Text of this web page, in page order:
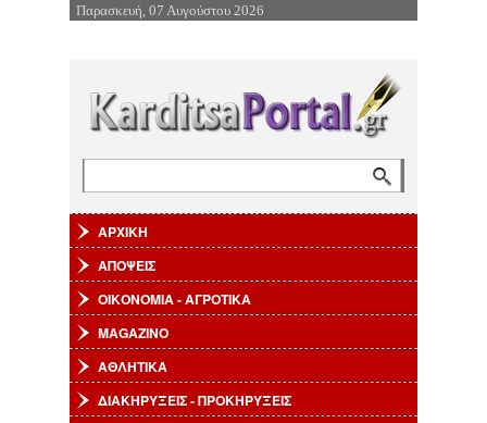
Επιστροφή στην Πλοήγηση
Παρασκευή, 07 Αυγούστου 2026
ΑΡΧΙΚΗ
ΑΠΟΨΕΙΣ
ΟΙΚΟΝΟΜΙΑ - ΑΓΡΟΤΙΚΑ
MAGAZINO
ΑΘΛΗΤΙΚΑ
ΔΙΑΚΗΡΥΞΕΙΣ - ΠΡΟΚΗΡΥΞΕΙΣ